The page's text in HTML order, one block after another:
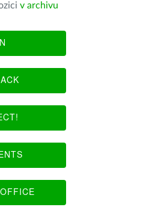
v archivu